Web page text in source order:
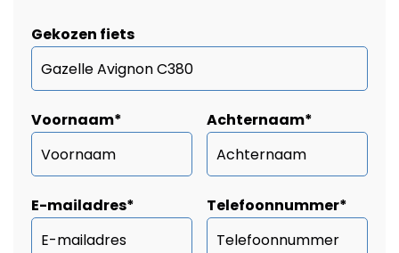
Gekozen fiets
Voornaam* Achternaam*
E-mailadres* Telefoonnummer*